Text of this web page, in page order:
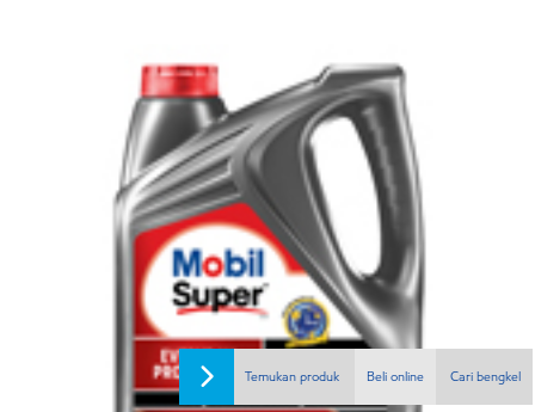
Temukan produk Beli online Cari bengkel